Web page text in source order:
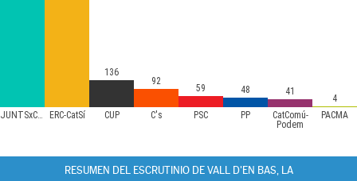
JUNTSxCAT ERC-CatSí CUP C's PSC PP
CatComú-
Podem
PACMA
136
92
59 48 41
4
RESUMEN DEL ESCRUTINIO DE VALL D'EN BAS, LA